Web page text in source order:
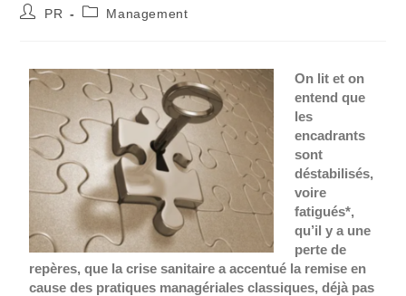
PR Management
On lit et on
entend que
les
encadrants
sont
déstabilisés,
voire
fatigués*,
qu’il y a une
perte de
repères, que la crise sanitaire a accentué la remise en
cause des pratiques managériales classiques, déjà pas